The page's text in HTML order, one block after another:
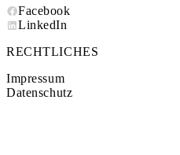
Facebook
LinkedIn
RECHTLICHES
Impressum
Datenschutz